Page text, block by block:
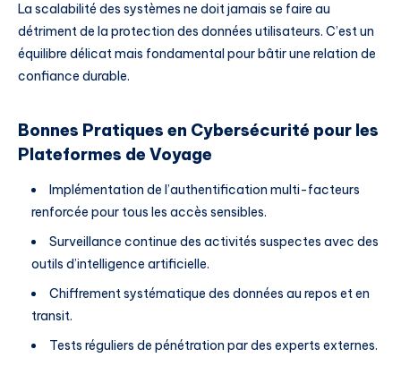
La scalabilité des systèmes ne doit jamais se faire au
détriment de la protection des données utilisateurs. C’est un
équilibre délicat mais fondamental pour bâtir une relation de
confiance durable.
Bonnes Pratiques en Cybersécurité pour les
Plateformes de Voyage
Implémentation de l’authentification multi-facteurs
renforcée pour tous les accès sensibles.
Surveillance continue des activités suspectes avec des
outils d’intelligence artificielle.
Chiffrement systématique des données au repos et en
transit.
Tests réguliers de pénétration par des experts externes.